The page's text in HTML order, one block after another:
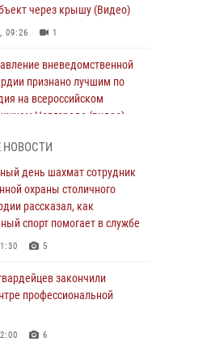
через крышу (Видео)
09:26 1
вневедомственной
признано лучшим по
на всероссийском
Новгороде (видео)
задержали троих
пьяный дебош в баре
11:20 1
футбольном матче в Москве
(видео)
08:30
НОВОСТИ
день шахмат сотрудник
охраны столичного
рассказал, как
спорт помогает в службе
5
закончили
профессиональной
6